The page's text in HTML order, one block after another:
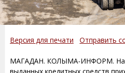
Версия для печати Отправить
МАГАДАН. КОЛЫМА-ИНФОРМ.